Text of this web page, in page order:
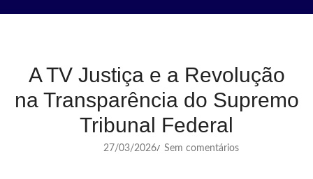
A TV Justiça e a Revolução
na Transparência do Supremo
Tribunal Federal
27/03/2026/ Sem comentários